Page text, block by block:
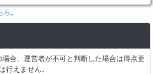
ら 。
合、運営者が不可と判断した場合は得点更
行えません。